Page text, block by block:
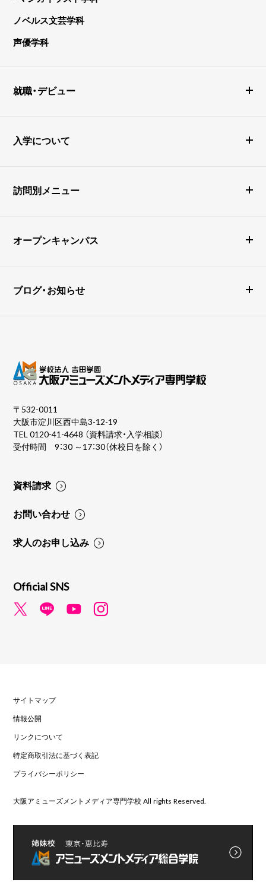
ノベルス文芸学科
声優学科
就職・デビュー
入学について
訪問別メニュー
オープンキャンパス
ブログ・お知らせ
〒532-0011
大阪市淀川区西中島3-12-19
TEL0120-41-4648 （資料請求・入学相談）
受付時間 9：30 ～17：30（休校日を除く）
資料請求
お問い合わせ
求人のお申し込み
Official SNS
サイトマップ
情報公開
リンクについて
特定商取引法に基づく表記
プライバシーポリシー
大阪アミューズメントメディア専門学校 All rights Reserved.